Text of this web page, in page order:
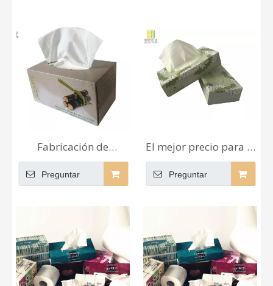
personalizado favorito
de moda superior de
China
del tejido de 3 capas
Fabricación de
pañuelos de papel
suaves de última moda
Preguntar
El mejor precio para el
mayorista Logotipo
personalizado de
mayor
Preguntar